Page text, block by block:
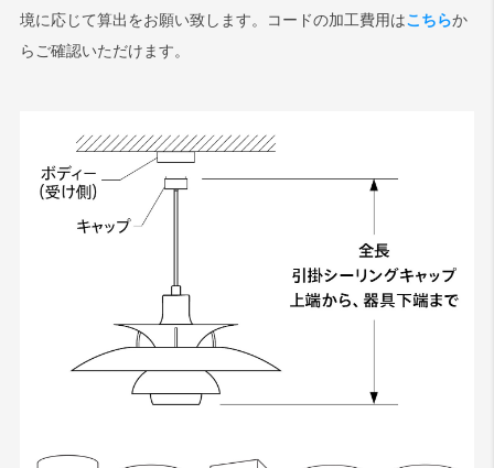
境に応じて算出をお願い致します。コードの加工費用はこちらか
らご確認いただけます。